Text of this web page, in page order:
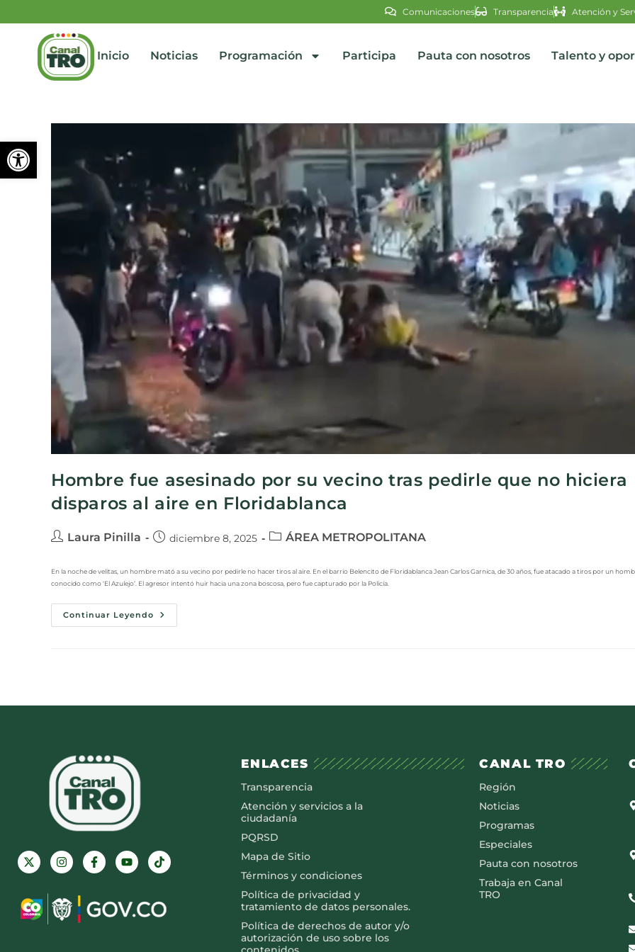
Abrir barra de herramientas
Comunicaciones Transparencia Atención y
Inicio Noticias Programación Participa Pauta con nosotros Talento y
Hombre fue asesinado por su vecino tras pedirle que no hiciera
disparos al aire en Floridablanca
Laura Pinilla diciembre 8, 2025 ÁREA METROPOLITANA
En la noche de velitas, un hombre mató a su vecino por pedirle no hacer tiros al aire. En el barrio Belencito de Floridablanca Jean Carlos Garnica, de 30 años, fue atacado a tiros por un
conocido como ‘El Azulejo’. El agresor intentó huir hacia una zona boscosa, pero fue capturado por la Policía.
Continuar Leyendo
ENLACES
Transparencia
Atención y servicios a la
ciudadanía
PQRSD
Mapa de Sitio
Términos y condiciones
Política de privacidad y
tratamiento de datos personales.
Política de derechos de autor y/o
autorización de uso sobre los
CANAL TRO
Región
Noticias
Programas
Especiales
Pauta con nosotros
Trabaja en Canal
TRO